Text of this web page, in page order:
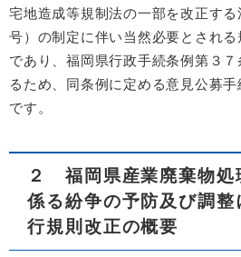
宅地造成等規制法の一部を改正す
号）の制定に伴い当然必要とされ
であり、福岡県行政手続条例第３
るため、同条例に定める意見公募
です。
２ 福岡県産業廃棄物処
係る紛争の予防及び調
行規則改正の概要